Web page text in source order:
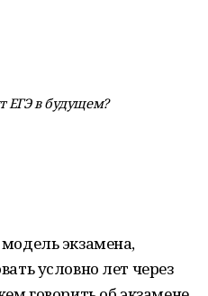
ЕГЭ в будущем?
экзамена,
условно лет через